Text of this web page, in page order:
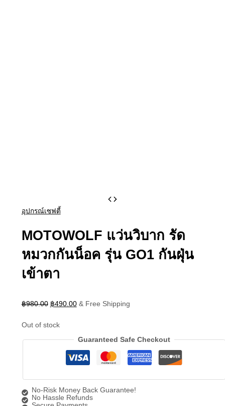
อุปกรณ์เซฟตี้
MOTOWOLF แว่นวิบาก รัด
หมวกกันน็อค รุ่น GO1 กันฝุ่น
เข้าตา
฿980.00
price
was:
฿490.00 & Free Shipping
Out of stock
Guaranteed Safe Checkout
No-Risk Money Back Guarantee!
No Hassle Refunds